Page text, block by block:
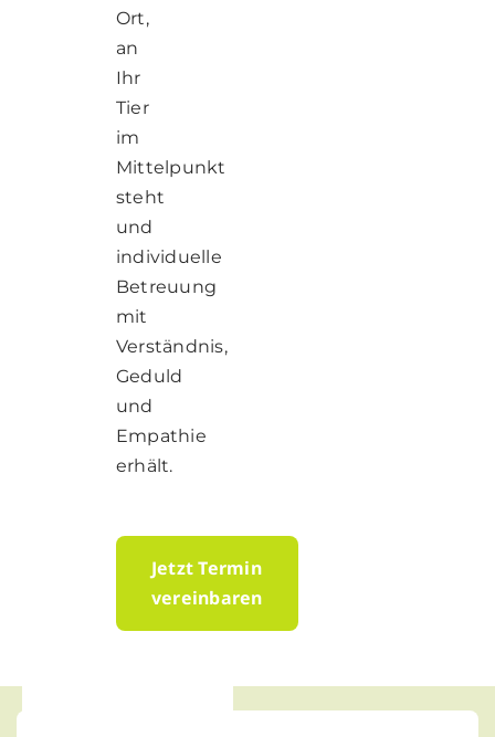
Ort,
an
Ihr
Tier
im
Mittelpunkt
steht
und
individuelle
Betreuung
mit
Verständnis,
Geduld
und
Empathie
erhält.
Jetzt Termin
vereinbaren